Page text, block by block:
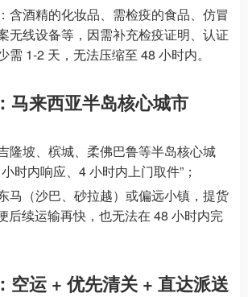
：含酒精的化妆品、需检疫的食品、仿冒
无线设备等，因需补充检疫证明、认证
需 1-2 天，无法压缩至 48 小时内。
马来西亚半岛核心城市
隆坡、槟城、柔佛巴鲁等半岛核心城
时内响应、4 小时内上门取件”；
马（沙巴、砂拉越）或偏远小镇，提货
后续运输再快，也无法在 48 小时内完
空运 + 优先清关 + 直达派送